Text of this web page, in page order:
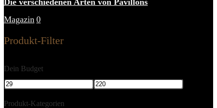
Die verschiedenen Arten von Pavillons
Magazin 0
Produkt-Filter
Dein Budget
Produkt-Kategorien